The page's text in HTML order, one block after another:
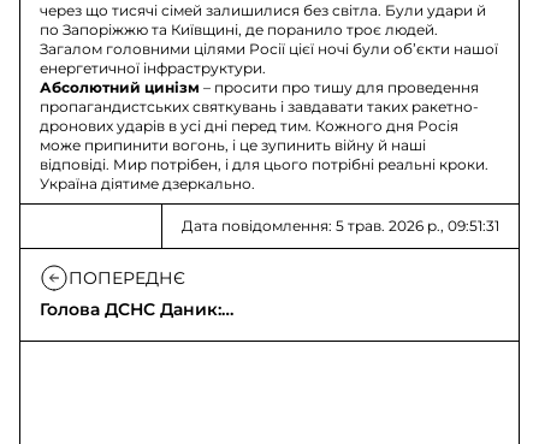
через що тисячі сімей залишилися без світла. Були удари й
по Запоріжжю та Київщині, де поранило троє людей.
Загалом головними цілями Росії цієї ночі були обʼєкти нашої
енергетичної інфраструктури.
Абсолютний цинізм – просити про тишу для проведення
пропагандистських святкувань і завдавати таких ракетно-
дронових ударів в усі дні перед тим. Кожного дня Росія
може припинити вогонь, і це зупинить війну й наші
відповіді. Мир потрібен, і для цього потрібні реальні кроки.
Україна діятиме дзеркально.
Дата повідомлення: 5 трав. 2026 р., 09:51:31
ПОПЕРЕДНЄ
Голова ДСНС Даник:
втрати після